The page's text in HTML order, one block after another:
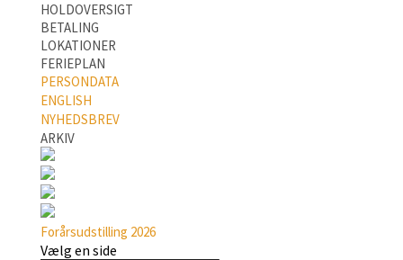
HOLDOVERSIGT
BETALING
LOKATIONER
FERIEPLAN
PERSONDATA
ENGLISH
NYHEDSBREV
ARKIV
Forårsudstilling 2026
Vælg en side